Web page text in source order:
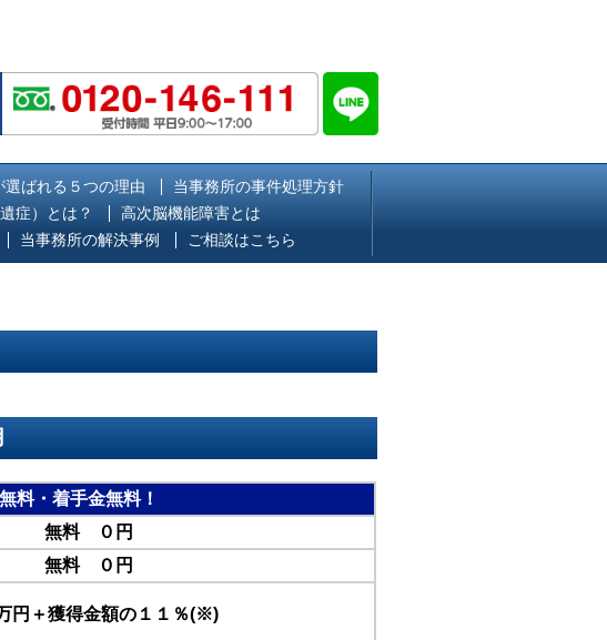
選ばれる５つの理由
当事務所の事件処理方針
症）とは？
高次脳機能障害とは
当事務所の解決事例 ご相談はこちら
料・着手金無料！
無料 ０円
無料 ０円
円＋獲得金額の１１％(※)